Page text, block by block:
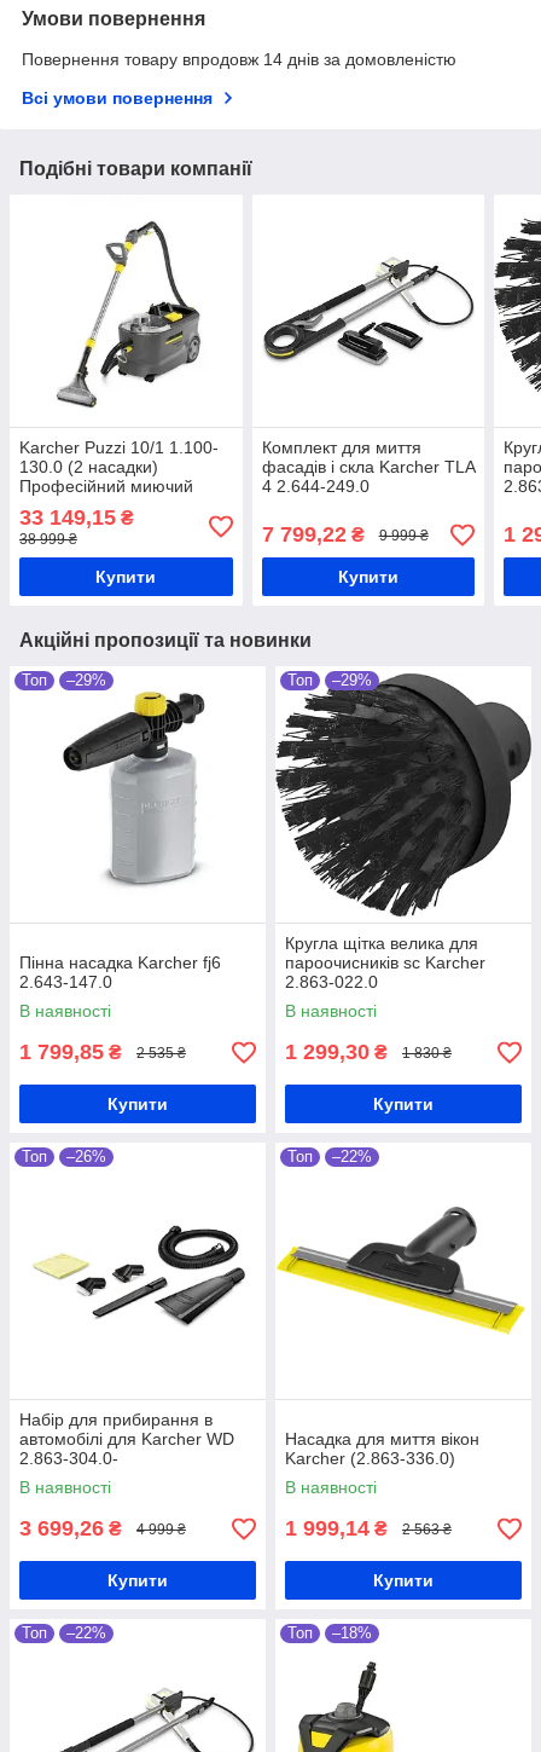
Умови повернення
Повернення товару впродовж 14 днів за домовленістю
Всі умови повернення
Подібні товари компанії
Karcher Puzzi 10/1 1.100-
130.0 (2 насадки)
Професійний миючий
пилосос 1250 Вт
33 149,15 ₴
38 999 ₴
Купити
Комплект для миття
фасадів і скла Karcher TLA
4 2.644-249.0
7 799,22₴ 9 999 ₴
Купити
1
Акційні пропозиції та новинки
Топ –29%
Пінна насадка Karcher fj6
2.643-147.0
В наявності
1 799,85 ₴ 2 535 ₴
Купити
Топ –29%
Кругла щітка велика для
пароочисників sc Karcher
2.863-022.0
В наявності
1 299,30 ₴ 1 830 ₴
Купити
Топ –26%
Набір для прибирання в
автомобілі для Karcher WD
2.863-304.0-
В наявності
3 699,26 ₴ 4 999 ₴
Купити
Топ –22%
Насадка для миття вікон
Karcher (2.863-336.0)
В наявності
1 999,14 ₴ 2 563 ₴
Купити
Топ –22% Топ –18%